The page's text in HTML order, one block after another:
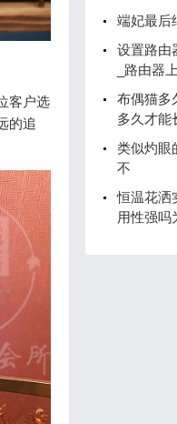
客户选
的追
端妃最后
设置路由
_路由器
布偶猫多
多久才能
类似灼眼
不
恒温花洒
用性强吗